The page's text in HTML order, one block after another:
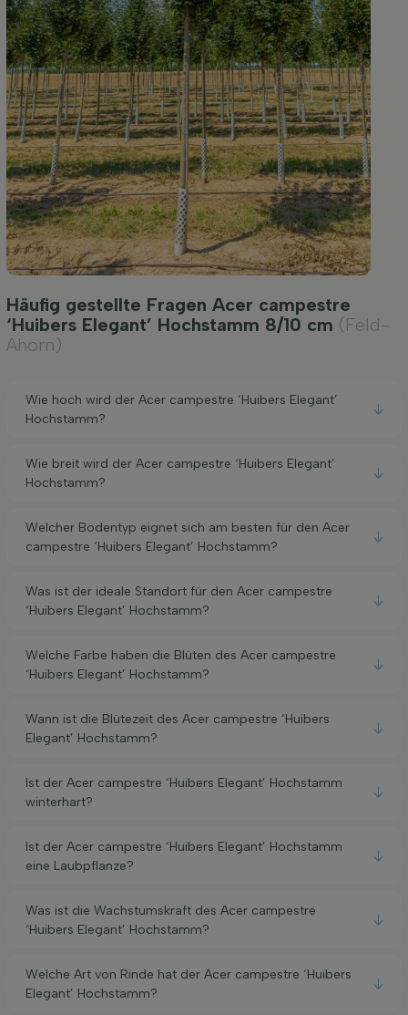
Häufig gestellte Fragen Acer campestre
‘Huibers Elegant’ Hochstamm 8/10 cm (Feld-
Ahorn)
Wie hoch wird der Acer campestre ‘Huibers Elegant’
Hochstamm?
Wie breit wird der Acer campestre ‘Huibers Elegant’
Hochstamm?
Welcher Bodentyp eignet sich am besten für den Acer
campestre ‘Huibers Elegant’ Hochstamm?
Was ist der ideale Standort für den Acer campestre
‘Huibers Elegant’ Hochstamm?
Welche Farbe haben die Blüten des Acer campestre
‘Huibers Elegant’ Hochstamm?
Wann ist die Blütezeit des Acer campestre ‘Huibers
Elegant’ Hochstamm?
Ist der Acer campestre ‘Huibers Elegant’ Hochstamm
winterhart?
Ist der Acer campestre ‘Huibers Elegant’ Hochstamm
eine Laubpflanze?
Was ist die Wachstumskraft des Acer campestre
‘Huibers Elegant’ Hochstamm?
Welche Art von Rinde hat der Acer campestre ‘Huibers
Elegant’ Hochstamm?